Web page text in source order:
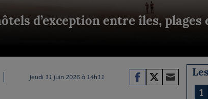
d’exception entre îles, plages
Jeudi 11 juin 2026 à 14h11
1